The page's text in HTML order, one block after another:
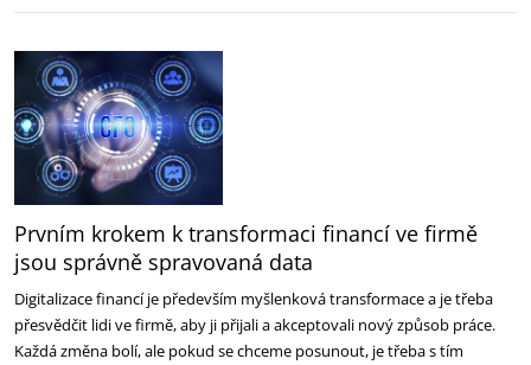
Prvním krokem k transformaci financí ve firmě
jsou správně spravovaná data
Digitalizace financí je především myšlenková transformace a je třeba
přesvědčit lidi ve firmě, aby ji přijali a akceptovali nový způsob práce.
Každá změna bolí, ale pokud se chceme posunout, je třeba s tím